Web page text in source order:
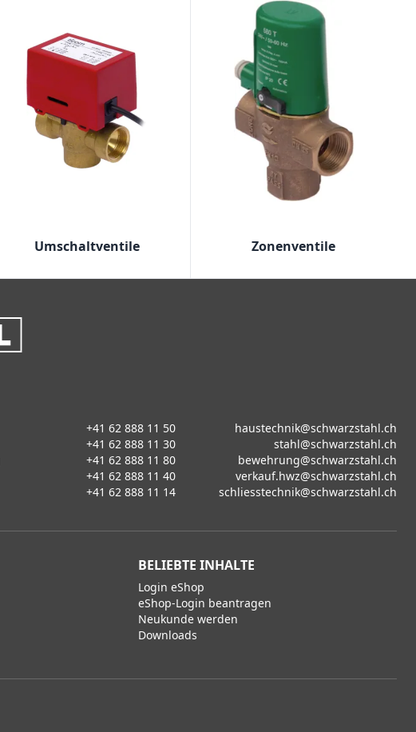
Umschaltventile Zonenventile
+41 62 888 11 50
haustechnik@schwarzstahl.ch
+41 62 888 11 30
stahl@schwarzstahl.ch
+41 62 888 11 80
bewehrung@schwarzstahl.ch
+41 62 888 11 40
verkauf.hwz@schwarzstahl.ch
+41 62 888 11 14 schliesstechnik@schwarzstahl.ch
BELIEBTE INHALTE
Login eShop
eShop-Login beantragen
Neukunde werden
Downloads